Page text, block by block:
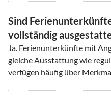
Sind
vollständig
Ja. Ferienunterkünfte mit
gleiche Ausstattung wie
verfügen häufig über